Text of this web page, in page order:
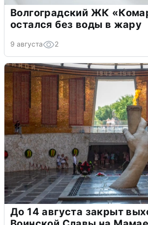
Волгоградский ЖК
остался без воды в жару
9 августа 2
До 14 августа закрыт